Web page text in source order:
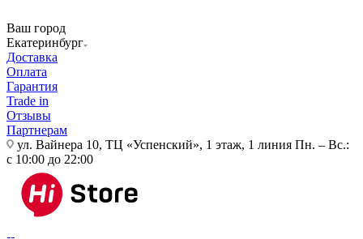
Ваш город
Екатеринбург
Доставка
Оплата
Гарантия
Trade in
Отзывы
Партнерам
ул. Вайнера 10, ТЦ «Успенский», 1 этаж, 1 линия Пн. – Вс.:
с 10:00 до 22:00